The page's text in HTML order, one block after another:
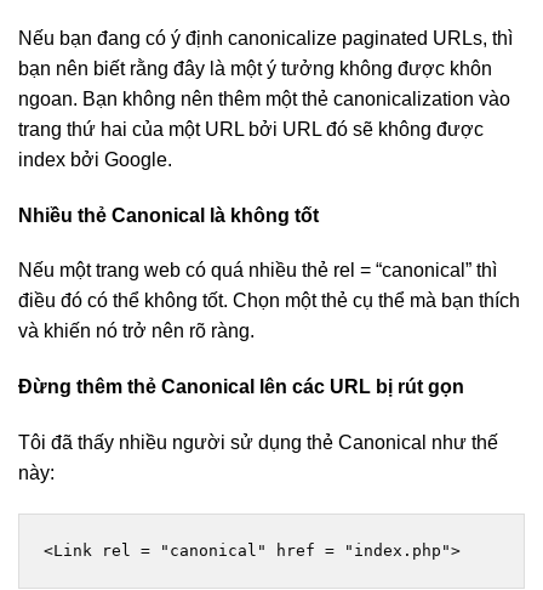
Nếu bạn đang có ý định canonicalize paginated URLs, thì
bạn nên biết rằng đây là một ý tưởng không được khôn
ngoan. Bạn không nên thêm một thẻ canonicalization vào
trang thứ hai của một URL bởi URL đó sẽ không được
index bởi Google.
Nhiều thẻ Canonical là không tốt
Nếu một trang web có quá nhiều thẻ rel = “canonical” thì
điều đó có thể không tốt. Chọn một thẻ cụ thể mà bạn thích
và khiến nó trở nên rõ ràng.
Đừng thêm thẻ Canonical lên các URL bị rút gọn
Tôi đã thấy nhiều người sử dụng thẻ Canonical như thế
này:
<Link rel = "canonical" href = "index.php">